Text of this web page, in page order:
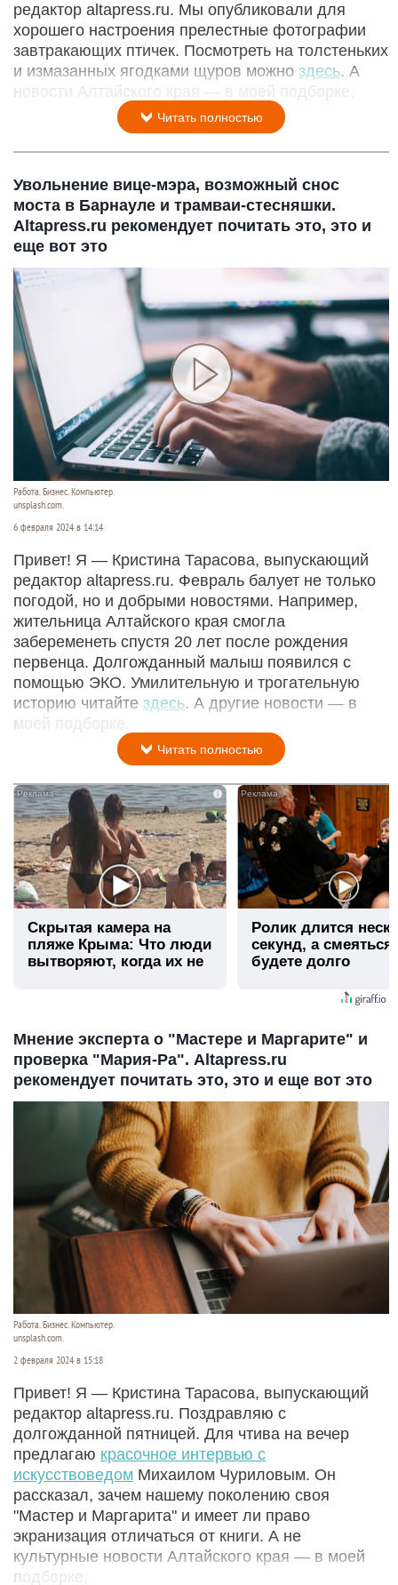
редактор altapress.ru. Мы опубликовали для
хорошего настроения прелестные фотографии
завтракающих птичек. Посмотреть на толстеньких
и измазанных ягодками щуров можно здесь. А
новости Алтайского края — в моей подборке.
Читать полностью
Увольнение вице-мэра, возможный снос
моста в Барнауле и трамваи-стесняшки.
Altapress.ru рекомендует почитать это, это и
еще вот это
Работа. Бизнес. Компьютер.
unsplash.com.
6 февраля 2024 в 14:14
Привет! Я — Кристина Тарасова, выпускающий
редактор altapress.ru. Февраль балует не только
погодой, но и добрыми новостями. Например,
жительница Алтайского края смогла
забеременеть спустя 20 лет после рождения
первенца. Долгожданный малыш появился с
помощью ЭКО. Умилительную и трогательную
историю читайте здесь. А другие новости — в
моей подборке.
Читать полностью
i
Скрытая камера на
пляже Крыма: Что люди
вытворяют, когда их не
Ролик длится
секунд, а
будете долго
Мнение эксперта о "Мастере и Маргарите" и
проверка "Мария-Ра". Altapress.ru
рекомендует почитать это, это и еще вот это
Работа. Бизнес. Компьютер.
unsplash.com.
2 февраля 2024 в 15:18
Привет! Я — Кристина Тарасова, выпускающий
редактор altapress.ru. Поздравляю с
долгожданной пятницей. Для чтива на вечер
предлагаю красочное интервью с
искусствоведом Михаилом Чуриловым. Он
рассказал, зачем нашему поколению своя
"Мастер и Маргарита" и имеет ли право
экранизация отличаться от книги. А не
культурные новости Алтайского края — в моей
подборке.